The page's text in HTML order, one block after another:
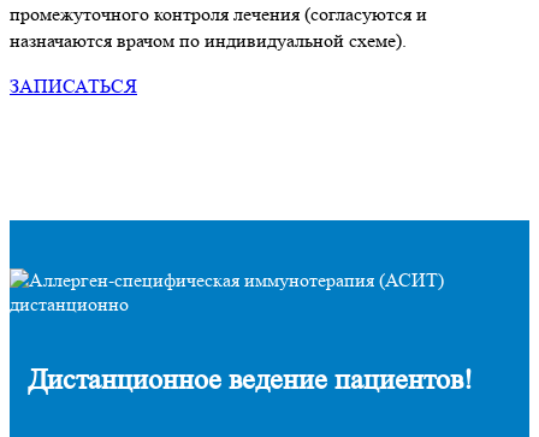
промежуточного контроля лечения (согласуются и
назначаются врачом по индивидуальной схеме).
ЗАПИСАТЬСЯ
Дистанционное ведение пациентов!